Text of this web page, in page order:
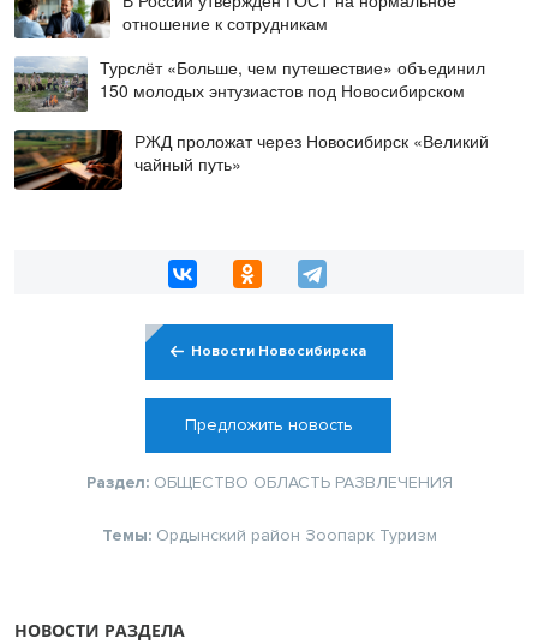
отношение к сотрудникам
Турслёт «Больше, чем путешествие» объединил
150 молодых энтузиастов под Новосибирском
РЖД проложат через Новосибирск «Великий
чайный путь»
Новости Новосибирска
Предложить новость
Раздел: ОБЩЕСТВО ОБЛАСТЬ РАЗВЛЕЧЕНИЯ
Темы: Ордынский район Зоопарк Туризм
НОВОСТИ РАЗДЕЛА